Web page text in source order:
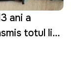
ani a
totul live